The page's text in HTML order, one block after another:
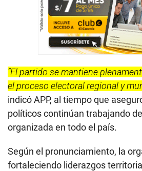
“El partido se mantiene
el proceso electoral regional y
indicó APP, al tiempo que
políticos continúan trabajando
organizada en todo el país.
Según el pronunciamiento, la
fortaleciendo liderazgos